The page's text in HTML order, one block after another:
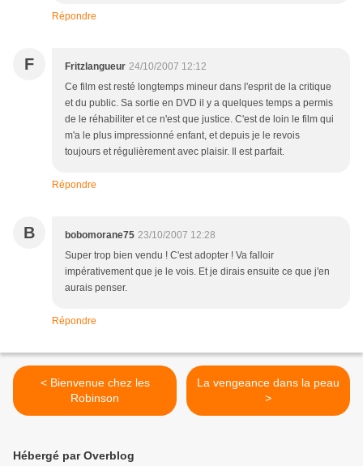
Répondre
F Fritzlangueur 24/10/2007 12:12
Ce film est resté longtemps mineur dans l'esprit de la critique
et du public. Sa sortie en DVD il y a quelques temps a permis
de le réhabiliter et ce n'est que justice. C'est de loin le film qui
m'a le plus impressionné enfant, et depuis je le revois
toujours et régulièrement avec plaisir. Il est parfait.
Répondre
B bobomorane75 23/10/2007 12:28
Super trop bien vendu ! C'est adopter ! Va falloir
impérativement que je le vois. Et je dirais ensuite ce que j'en
aurais penser.
Répondre
< Bienvenue chez les
Robinson
La vengeance dans la peau
>
Hébergé par Overblog